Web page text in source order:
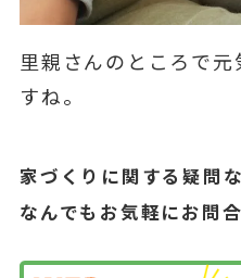
里親さんのところで
すね。
家づくりに関する疑問な
なんでもお気軽にお問